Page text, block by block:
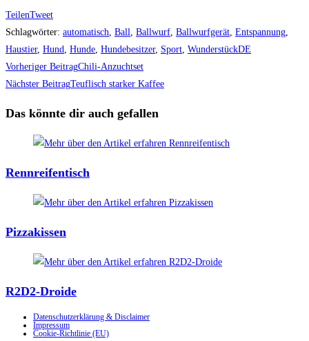
TeilenTweet
Schlagwörter: automatisch, Ball, Ballwurf, Ballwurfgerät, Entspannung,
Haustier, Hund, Hunde, Hundebesitzer, Sport, WunderstückDE
Weitere
Artikel
ansehen
Vorheriger BeitragChili-Anzuchtset
Nächster BeitragTeuflisch starker Kaffee
Das könnte dir auch gefallen
Rennreifentisch
Pizzakissen
R2D2-Droide
Datenschutzerklärung & Disclaimer
Impressum
Cookie-Richtlinie (EU)